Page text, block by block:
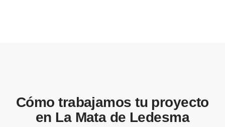
Cómo trabajamos tu proyecto
en La Mata de Ledesma